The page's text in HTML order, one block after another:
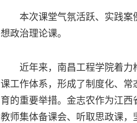
本次课堂气氛活跃、实践案
想政治理论课。
近年来，南昌工程学院着力
课工作体系，形成了制度化、
育的重要举措。金志农作为江
教师集体备课会、听取思政课，